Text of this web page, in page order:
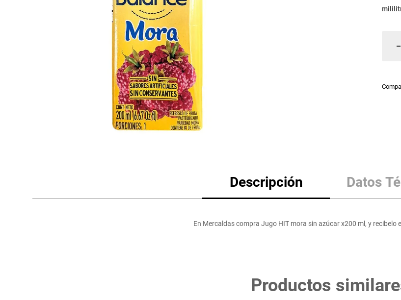
lácteos y refrigerados
otros
Descripción Datos
En Mercaldas compra Jugo HIT mora sin azúcar x200 ml, y recibelo
Productos
Aceite